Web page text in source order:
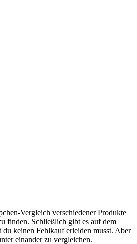
Vergleich verschiedener Produkte
finden. Schließlich gibt es auf dem
du keinen Fehlkauf erleiden musst. Aber
einander zu vergleichen.